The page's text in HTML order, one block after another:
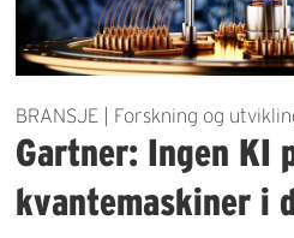
BRANSJE | Forskning og
Gartner: Ingen KI
kvantemaskiner i